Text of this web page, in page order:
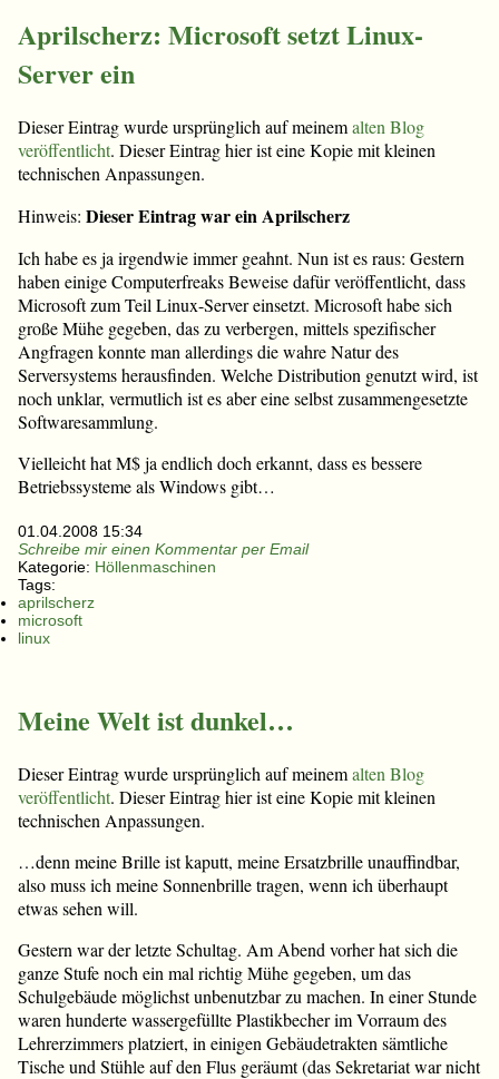
Aprilscherz: Microsoft setzt Linux-
Server ein
Dieser Eintrag wurde ursprünglich auf meinemalten Blog
veröffentlicht. Dieser Eintrag hier ist eine Kopie mit kleinen
technischen Anpassungen.
Hinweis: Dieser Eintrag war ein Aprilscherz
Ich habe es ja irgendwie immer geahnt. Nun ist es raus: Gestern
haben einige Computerfreaks Beweise dafür veröffentlicht, dass
Microsoft zum Teil Linux-Server einsetzt. Microsoft habe sich
große Mühe gegeben, das zu verbergen, mittels spezifischer
Angfragen konnte man allerdings die wahre Natur des
Serversystems herausfinden. Welche Distribution genutzt wird, ist
noch unklar, vermutlich ist es aber eine selbst zusammengesetzte
Softwaresammlung.
Vielleicht hat M$ ja endlich doch erkannt, dass es bessere
Betriebssysteme als Windows gibt…
01.04.2008 15:34
Schreibe mir einen Kommentar per Email
Kategorie: Höllenmaschinen
Tags:
aprilscherz
microsoft
linux
Meine Welt ist dunkel…
Dieser Eintrag wurde ursprünglich auf meinemalten Blog
veröffentlicht. Dieser Eintrag hier ist eine Kopie mit kleinen
technischen Anpassungen.
…denn meine Brille ist kaputt, meine Ersatzbrille unauffindbar,
also muss ich meine Sonnenbrille tragen, wenn ich überhaupt
etwas sehen will.
Gestern war der letzte Schultag. Am Abend vorher hat sich die
ganze Stufe noch ein mal richtig Mühe gegeben, um das
Schulgebäude möglichst unbenutzbar zu machen. In einer Stunde
waren hunderte wassergefüllte Plastikbecher im Vorraum des
Lehrerzimmers platziert, in einigen Gebäudetrakten sämtliche
Tische und Stühle auf den Flus geräumt (das Sekretariat war nicht